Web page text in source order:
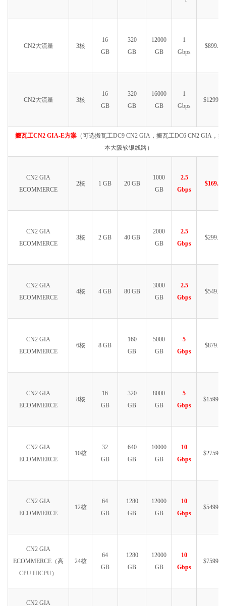
CN2大流量 3核
16
GB
320
GB
12000
GB
1
Gbps
$899.99
CN2大流量 3核
16
GB
320
GB
16000
GB
1
Gbps
$1299.99
搬瓦工CN2 GIA-E方案 （可选搬瓦工DC9 CN2 GIA，搬瓦工DC6 CN2 GIA，搬
本大阪软银线路）
CN2 GIA
ECOMMERCE
2核 1 GB 20 GB
1000
GB
2.5
Gbps
$169.99
CN2 GIA
ECOMMERCE
3核 2 GB 40 GB
2000
GB
2.5
Gbps
$299.99
CN2 GIA
ECOMMERCE
4核 4 GB 80 GB
3000
GB
2.5
Gbps
$549.99
CN2 GIA
ECOMMERCE
6核 8 GB
160
GB
5000
GB
5
Gbps
$879.99
CN2 GIA
ECOMMERCE
8核
16
GB
320
GB
8000
GB
5
Gbps
$1599.99
CN2 GIA
ECOMMERCE
10核
32
GB
640
GB
10000
GB
10
Gbps
$2759.99
CN2 GIA
ECOMMERCE
12核
64
GB
1280
GB
12000
GB
10
Gbps
$5499.99
CN2 GIA
ECOMMERCE（高
CPU HICPU）
24核
64
GB
1280
GB
12000
GB
10
Gbps
$7599.99
CN2 GIA